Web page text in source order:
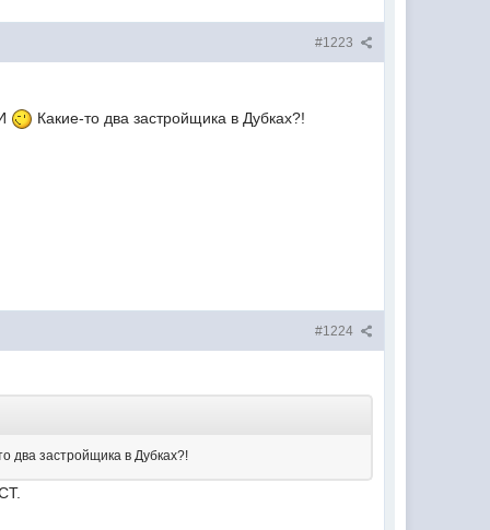
#1223
Какие-то два застройщика в Дубках?!
#1224
два застройщика в Дубках?!